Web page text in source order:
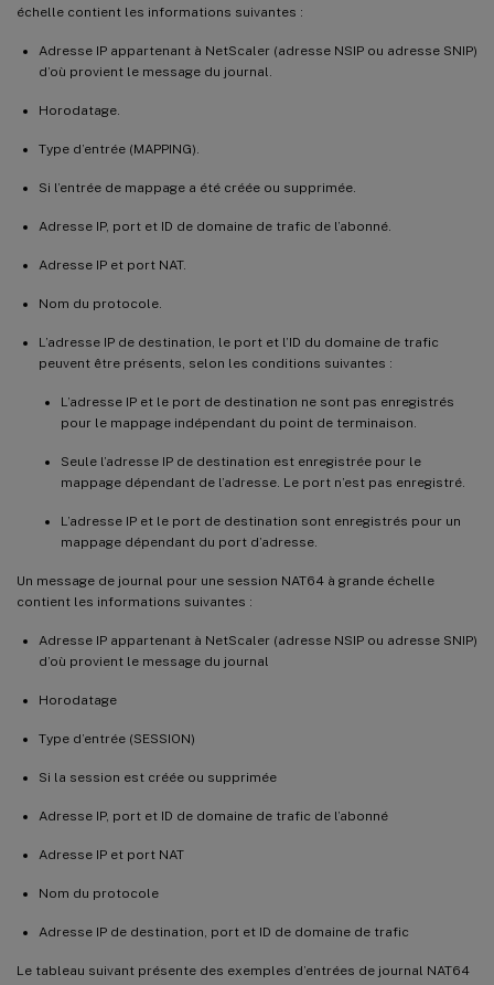
échelle contient les informations suivantes :
Adresse IP appartenant à NetScaler (adresse NSIP ou adresse SNIP)
d’où provient le message du journal.
Horodatage.
Type d’entrée (MAPPING).
Si l’entrée de mappage a été créée ou supprimée.
Adresse IP, port et ID de domaine de trafic de l’abonné.
Adresse IP et port NAT.
Nom du protocole.
L’adresse IP de destination, le port et l’ID du domaine de trafic
peuvent être présents, selon les conditions suivantes :
L’adresse IP et le port de destination ne sont pas enregistrés
pour le mappage indépendant du point de terminaison.
Seule l’adresse IP de destination est enregistrée pour le
mappage dépendant de l’adresse. Le port n’est pas enregistré.
L’adresse IP et le port de destination sont enregistrés pour un
mappage dépendant du port d’adresse.
Un message de journal pour une session NAT64 à grande échelle
contient les informations suivantes :
Adresse IP appartenant à NetScaler (adresse NSIP ou adresse SNIP)
d’où provient le message du journal
Horodatage
Type d’entrée (SESSION)
Si la session est créée ou supprimée
Adresse IP, port et ID de domaine de trafic de l’abonné
Adresse IP et port NAT
Nom du protocole
Adresse IP de destination, port et ID de domaine de trafic
Le tableau suivant présente des exemples d’entrées de journal NAT64